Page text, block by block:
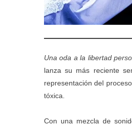
Una oda a la libertad
lanza su más reciente
representación del
tóxica.
Con una mezcla de